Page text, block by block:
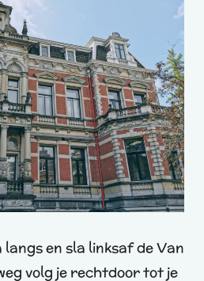
en sla linksaf de Van
volg je rechtdoor tot je